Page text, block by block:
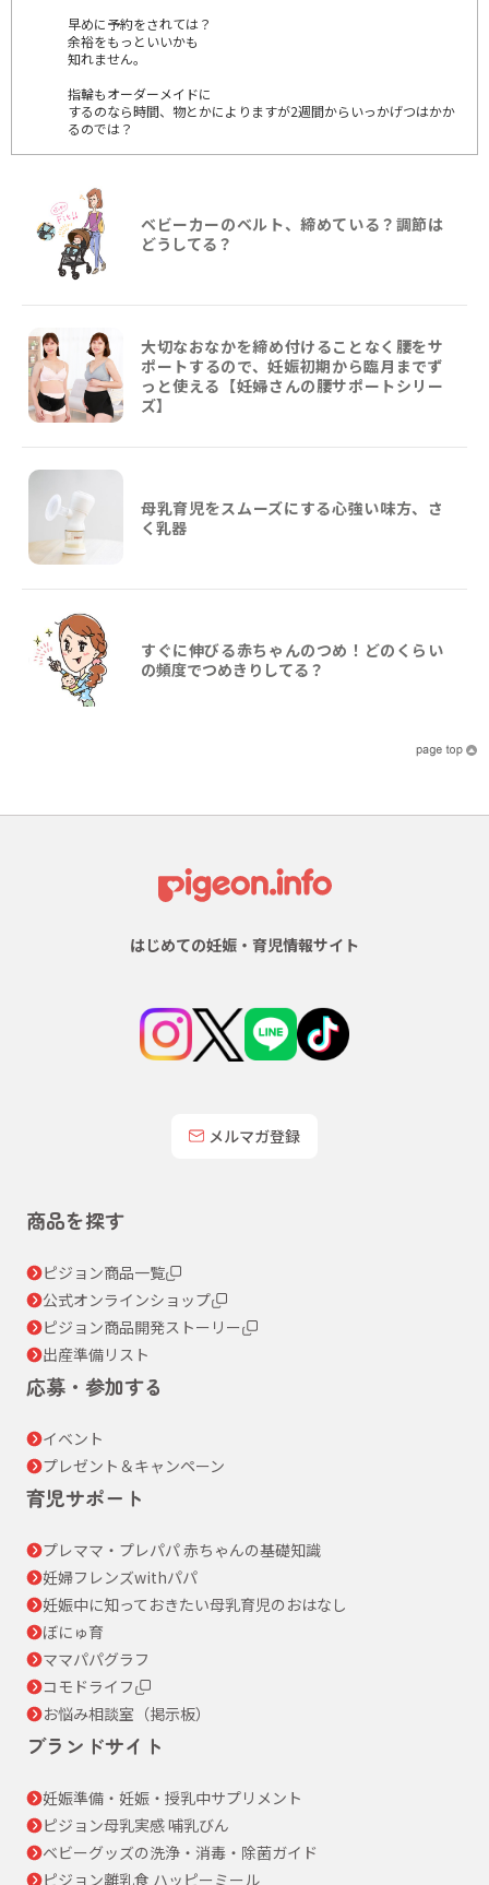
早めに予約をされては？
余裕をもっといいかも
知れません。
指輪もオーダーメイドに
するのなら時間、物とかによりますが2週間からいっかげつはかか
るのでは？
ベビーカーのベルト、締めている？調節は
どうしてる？
大切なおなかを締め付けることなく腰をサ
ポートするので、妊娠初期から臨月までず
っと使える【妊婦さんの腰サポートシリー
ズ】
母乳育児をスムーズにする心強い味方、さ
く乳器
すぐに伸びる赤ちゃんのつめ！どのくらい
の頻度でつめきりしてる？
はじめての妊娠・育児情報サイト
メルマガ登録
商品を探す
ピジョン商品一覧
公式オンラインショップ
ピジョン商品開発ストーリー
出産準備リスト
応募・参加する
イベント
プレゼント＆キャンペーン
育児サポート
プレママ・プレパパ 赤ちゃんの基礎知識
妊婦フレンズwithパパ
妊娠中に知っておきたい母乳育児のおはなし
ぼにゅ育
ママパパグラフ
コモドライフ
お悩み相談室（掲示板）
ブランドサイト
妊娠準備・妊娠・授乳中サプリメント
ピジョン母乳実感 哺乳びん
ベビーグッズの洗浄・消毒・除菌ガイド
ピジョン離乳食 ハッピーミール